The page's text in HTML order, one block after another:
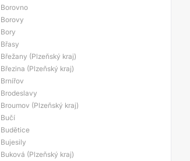
Borovno
Borovy
Bory
Břasy
Břežany (Plzeňský kraj)
Březina (Plzeňský kraj)
Brnířov
Brodeslavy
Broumov (Plzeňský kraj)
Bučí
Budětice
Bujesily
Buková (Plzeňský kraj)